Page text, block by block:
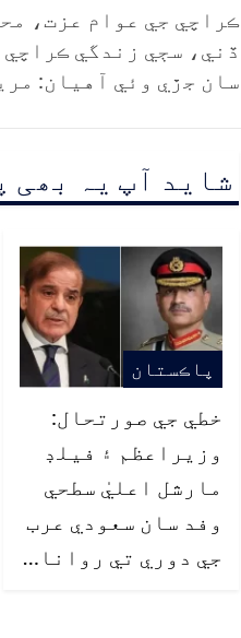
ڪراچي جي عوام عزت،
ڏني، سڄي زندگي ڪراچي
سان جڙي وئي آهيان:
شاید آپ یہ بھی
پاڪستان
خطي جي صورتحال:
وزيراعظم ۽ فيلڊ
مارشل اعليٰ سطحي
وفد سان سعودي عرب
جي دوري تي روانا…